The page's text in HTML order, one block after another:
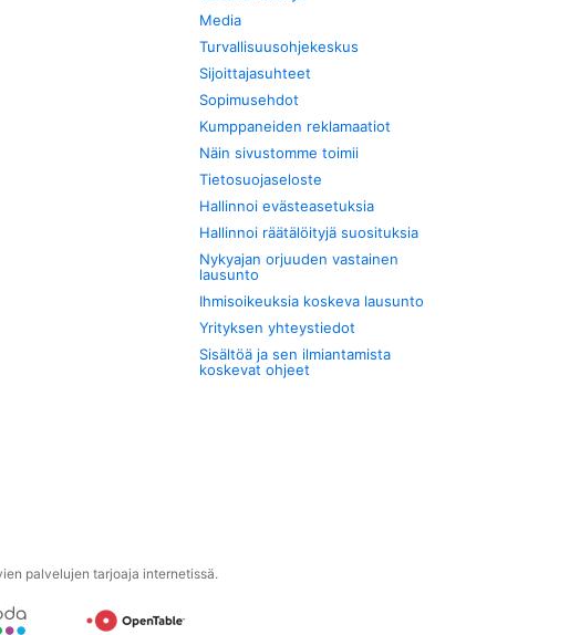
Media
Turvallisuusohjekeskus
Sijoittajasuhteet
Sopimusehdot
Kumppaneiden reklamaatiot
Näin sivustomme toimii
Tietosuojaseloste
Hallinnoi evästeasetuksia
Hallinnoi räätälöityjä suosituksia
Nykyajan orjuuden vastainen
lausunto
Ihmisoikeuksia koskeva lausunto
Yrityksen yhteystiedot
Sisältöä ja sen ilmiantamista
koskevat ohjeet
palvelujen tarjoaja internetissä.